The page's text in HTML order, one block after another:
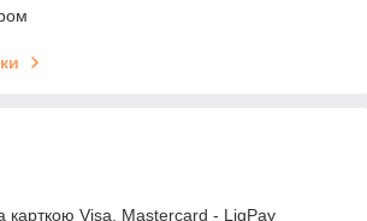
карткою Visa, Mastercard - LiqPay